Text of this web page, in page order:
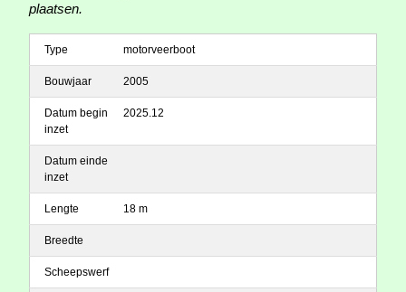
plaatsen.
Type motorveerboot
Bouwjaar 2005
Datum begin
inzet
2025.12
Datum einde
inzet
Lengte 18 m
Breedte
Scheepswerf